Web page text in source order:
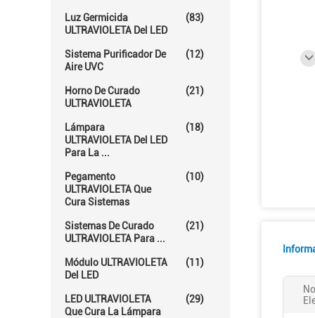
Luz Germicida
ULTRAVIOLETA Del LED
(83)
Sistema Purificador De
Aire UVC
(12)
Horno De Curado
ULTRAVIOLETA
(21)
Lámpara
ULTRAVIOLETA Del LED
Para La ...
(18)
Pegamento
ULTRAVIOLETA Que
Cura Sistemas
(10)
Sistemas De Curado
ULTRAVIOLETA Para ...
(21)
Módulo ULTRAVIOLETA
Del LED
(11)
LED ULTRAVIOLETA
Que Cura La Lámpara
(29)